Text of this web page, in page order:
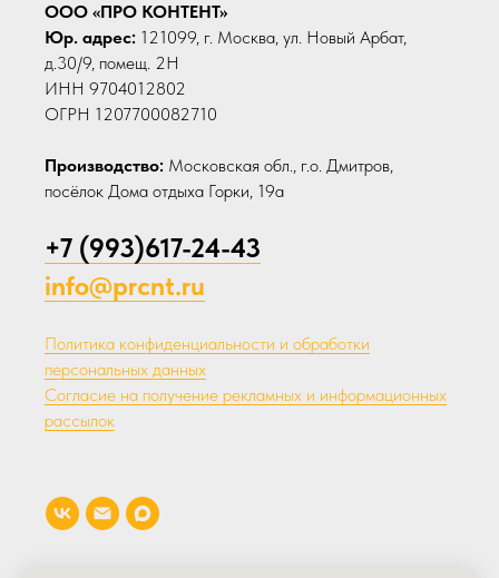
ООО «ПРО КОНТЕНТ»
Юр. адрес: 121099, г. Москва, ул. Новый Арбат,
д.30/9, помещ. 2Н
ИНН 9704012802
ОГРН 1207700082710
Производство: Московская обл., г.о. Дмитров,
посёлок Дома отдыха Горки, 19а
+7 (993)617-24-43
info@prcnt.ru
Политика конфиденциальности и обработки
персональных данных
Согласие на получение рекламных и информационных
рассылок